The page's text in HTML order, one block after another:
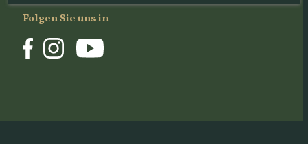
Folgen Sie uns in